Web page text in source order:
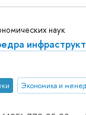
наук
Экономика и